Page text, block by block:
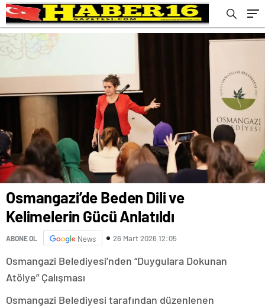
Osmangazi’de Beden Dili ve
Kelimelerin Gücü Anlatıldı
ABONE OL News 26 Mart 2026 12:05
Osmangazi Belediyesi’nden “Duygulara Dokunan
Atölye” Çalışması
Osmangazi Belediyesi tarafından düzenlenen